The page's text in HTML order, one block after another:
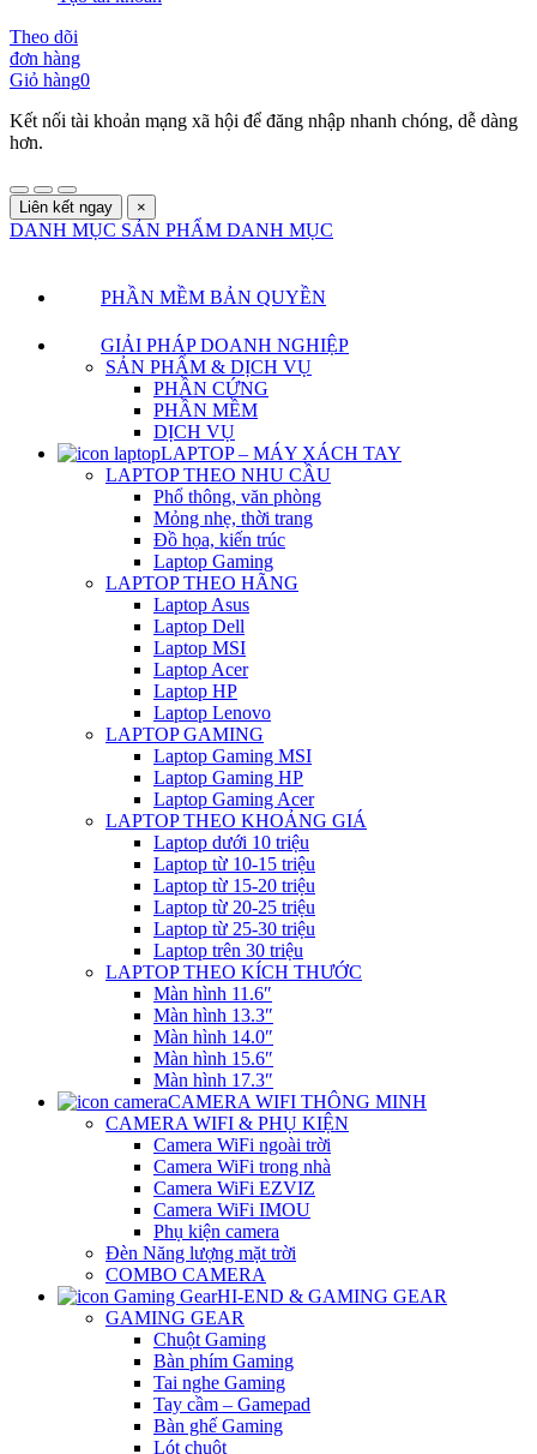
Theo dõi
đơn hàng
Giỏ hàng0
Kết nối tài khoản mạng xã hội để đăng nhập nhanh chóng, dễ dàng
hơn.
Liên kết ngay ×
DANH MỤC SẢN PHẨM DANH MỤC
PHẦN MỀM BẢN QUYỀN
GIẢI PHÁP DOANH NGHIỆP
SẢN PHẨM & DỊCH VỤ
PHẦN CỨNG
PHẦN MỀM
DỊCH VỤ
LAPTOP – MÁY XÁCH TAY
LAPTOP THEO NHU CẦU
Phổ thông, văn phòng
Mỏng nhẹ, thời trang
Đồ họa, kiến trúc
Laptop Gaming
LAPTOP THEO HÃNG
Laptop Asus
Laptop Dell
Laptop MSI
Laptop Acer
Laptop HP
Laptop Lenovo
LAPTOP GAMING
Laptop Gaming MSI
Laptop Gaming HP
Laptop Gaming Acer
LAPTOP THEO KHOẢNG GIÁ
Laptop dưới 10 triệu
Laptop từ 10-15 triệu
Laptop từ 15-20 triệu
Laptop từ 20-25 triệu
Laptop từ 25-30 triệu
Laptop trên 30 triệu
LAPTOP THEO KÍCH THƯỚC
Màn hình 11.6″
Màn hình 13.3″
Màn hình 14.0″
Màn hình 15.6″
Màn hình 17.3″
CAMERA WIFI THÔNG MINH
CAMERA WIFI & PHỤ KIỆN
Camera WiFi ngoài trời
Camera WiFi trong nhà
Camera WiFi EZVIZ
Camera WiFi IMOU
Phụ kiện camera
Đèn Năng lượng mặt trời
COMBO CAMERA
HI-END & GAMING GEAR
GAMING GEAR
Chuột Gaming
Bàn phím Gaming
Tai nghe Gaming
Tay cầm – Gamepad
Bàn ghế Gaming
Lót chuột